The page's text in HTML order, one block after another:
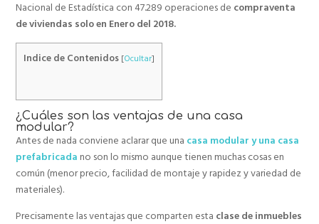
Nacional de Estadística con 47.289 operaciones de compraventa
de viviendas solo en Enero del 2018.
Indice de Contenidos [Ocultar]
¿Cuáles son las ventajas de una casa
modular?
Antes de nada conviene aclarar que una casa modular y una casa
prefabricada no son lo mismo aunque tienen muchas cosas en
común (menor precio, facilidad de montaje y rapidez y variedad de
materiales).
Precisamente las ventajas que comparten esta clase de inmuebles